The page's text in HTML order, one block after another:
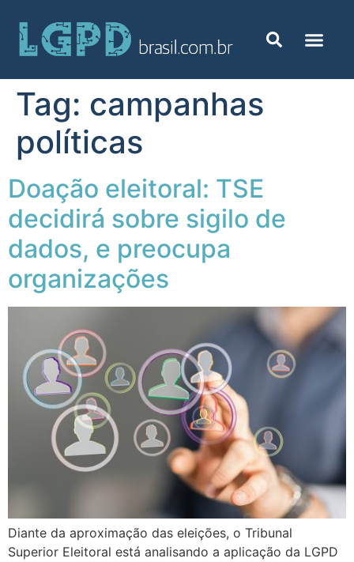
Tag: campanhas
políticas
Doação eleitoral: TSE
decidirá sobre sigilo de
dados, e preocupa
organizações
Diante da aproximação das eleições, o Tribunal
Superior Eleitoral está analisando a aplicação da LGPD